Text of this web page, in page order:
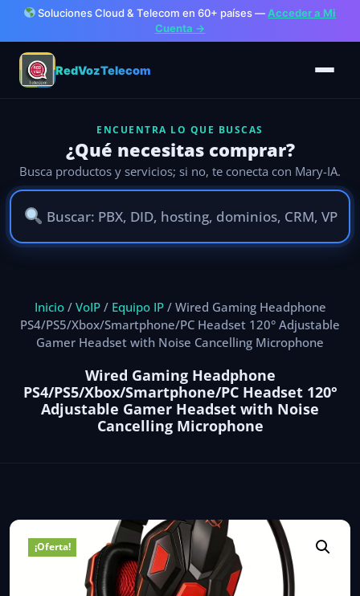
Soluciones Cloud & Telecom en 60+ países — Acceder a Mi
Cuenta →
RedVozTelecom
ENCUENTRA LO QUE BUSCAS
¿Qué necesitas comprar?
Busca productos y servicios; si no, te conecta con Mary-IA.
contenido
Inicio/ VoIP/ Equipo IP/ Wired Gaming Headphone
PS4/PS5/Xbox/Smartphone/PC Headset 120° Adjustable
Gamer Headset with Noise Cancelling Microphone
Wired Gaming Headphone
PS4/PS5/Xbox/Smartphone/PC Headset 120°
Adjustable Gamer Headset with Noise
Cancelling Microphone
¡Oferta!